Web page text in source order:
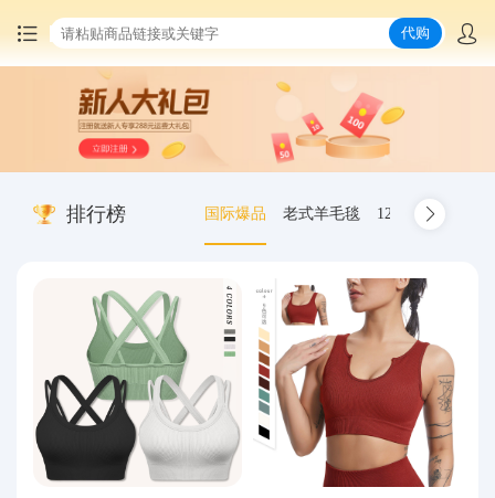
中国商品代购
集运服务
最新公告
物流资讯
代购
排行榜 国际爆品 老式羊毛毯 12.00-20 truck